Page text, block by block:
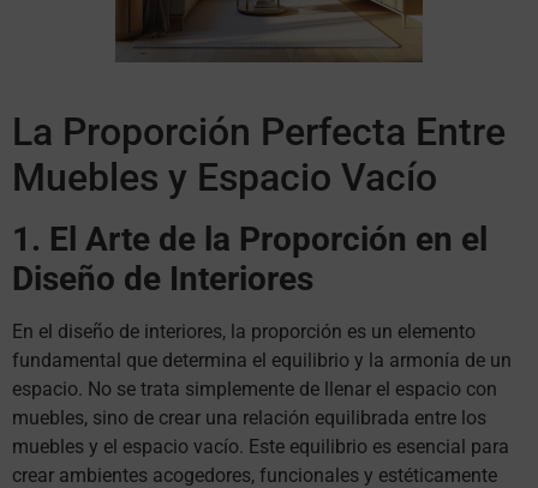
La Proporción Perfecta Entre
Muebles y Espacio Vacío
1. El Arte de la Proporción en el
Diseño de Interiores
En el diseño de interiores, la proporción es un elemento
fundamental que determina el equilibrio y la armonía de un
espacio. No se trata simplemente de llenar el espacio con
muebles, sino de crear una relación equilibrada entre los
muebles y el espacio vacío. Este equilibrio es esencial para
crear ambientes acogedores, funcionales y estéticamente